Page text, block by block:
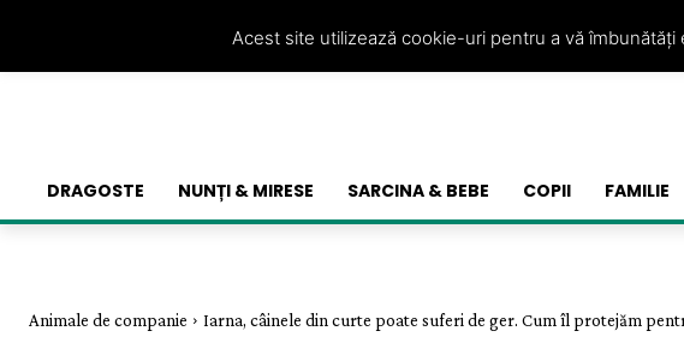
DRAGOSTE NUNȚI & MIRESE SARCINA & BEBE COPII FAMILIE
Animale de companie Iarna, câinele din curte poate suferi de ger. Cum îl protejăm
Acest site utilizează cookie-uri pentru a vă